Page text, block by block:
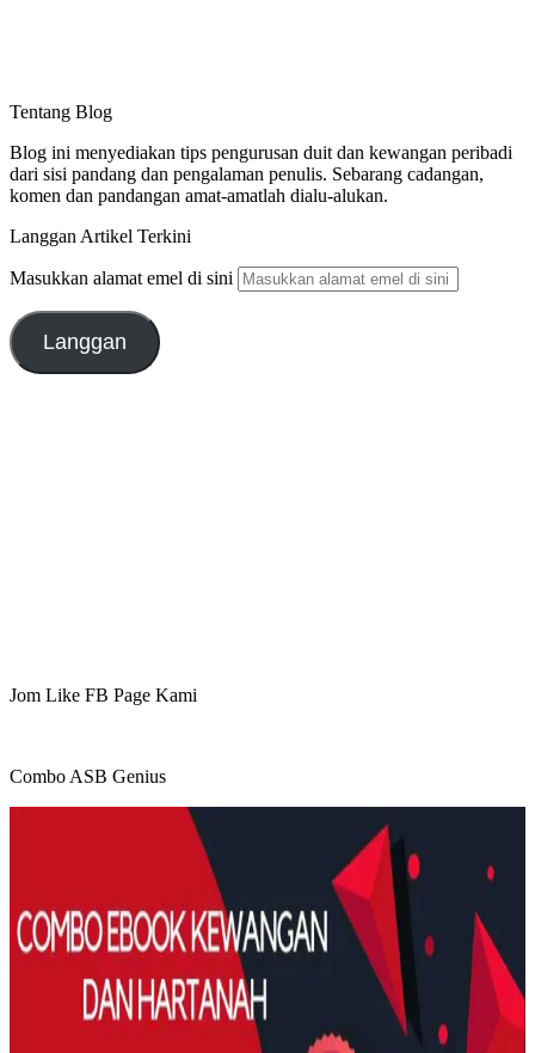
Tentang Blog
Blog ini menyediakan tips pengurusan duit dan kewangan peribadi
dari sisi pandang dan pengalaman penulis. Sebarang cadangan,
komen dan pandangan amat-amatlah dialu-alukan.
Langgan Artikel Terkini
Masukkan alamat emel di sini
Langgan
Jom Like FB Page Kami
Combo ASB Genius